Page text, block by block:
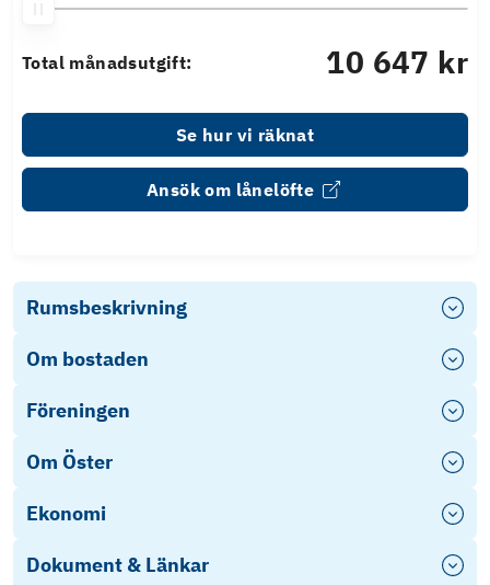
Total månadsutgift: 10 647 kr
Se hur vi räknat
Ansök om lånelöfte
Rumsbeskrivning
Om bostaden
Föreningen
Om Öster
Ekonomi
Dokument & Länkar